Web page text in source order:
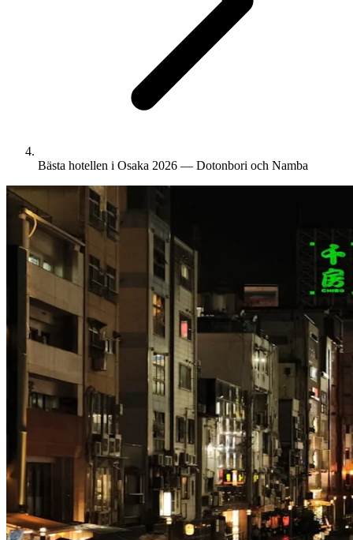
Bästa hotellen i Osaka 2026 — Dotonbori och Namba